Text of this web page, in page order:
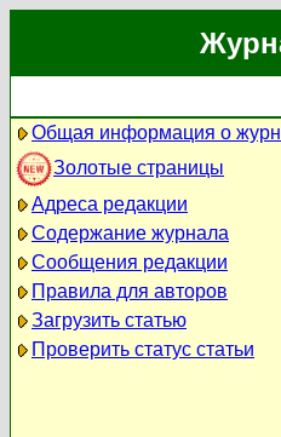
Общая информация о
Золотые страницы
Адреса редакции
Содержание журнала
Сообщения редакции
Правила для авторов
Загрузить статью
Проверить статус статьи